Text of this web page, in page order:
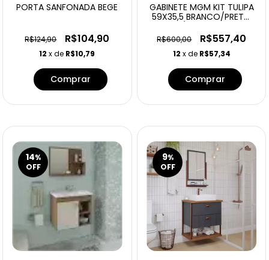
PORTA SANFONADA BEGE
R$124,90 R$104,90
12 x de R$10,79
Comprar
GABINETE MGM KIT TULIPA
59X35,5 BRANCO/PRETO
R$600,00 R$557,40
12 x de R$57,34
14%
OFF
9%
OFF